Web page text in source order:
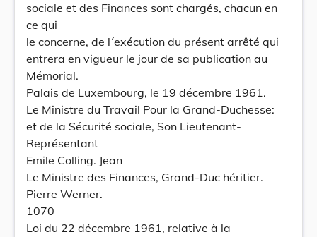
sociale et des Finances sont chargés, chacun en
ce qui
le concerne, de l´exécution du présent arrêté qui
entrera en vigueur le jour de sa publication au
Mémorial.
Palais de Luxembourg, le 19 décembre 1961.
Le Ministre du Travail Pour la Grand-Duchesse:
et de la Sécurité sociale, Son Lieutenant-
Représentant
Emile Colling. Jean
Le Ministre des Finances, Grand-Duc héritier.
Pierre Werner.
1070
Loi du 22 décembre 1961, relative à la